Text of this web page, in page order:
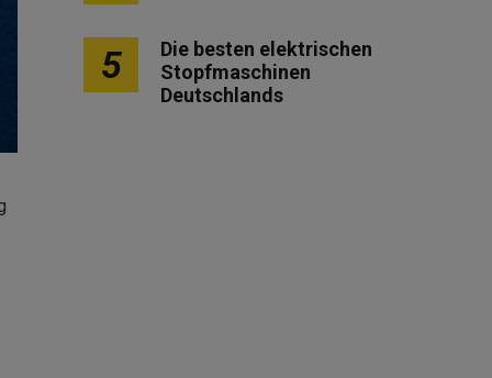
5
Die besten elektrischen
Stopfmaschinen
Deutschlands